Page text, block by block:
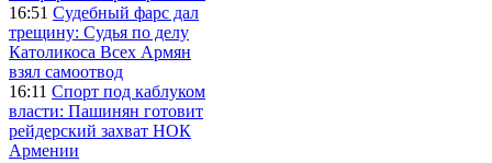
16:51 Судебный фарс дал
трещину: Судья по делу
Католикоса Всех Армян
взял самоотвод
16:11 Спорт под каблуком
власти: Пашинян готовит
рейдерский захват НОК
Армении